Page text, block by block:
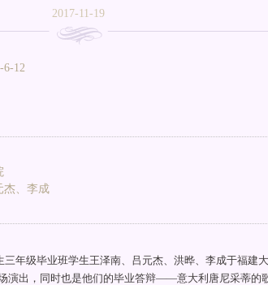
2017-11-19
6-12
杰、李成
三年级毕业班学生王泽南、吕元杰、洪晔、李成于福建
演出，同时也是他们的毕业答辩——意大利唐尼采蒂的